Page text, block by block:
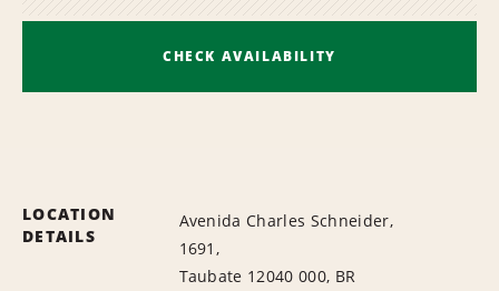
CHECK AVAILABILITY
LOCATION
DETAILS
Avenida Charles Schneider,
1691,
Taubate 12040 000, BR